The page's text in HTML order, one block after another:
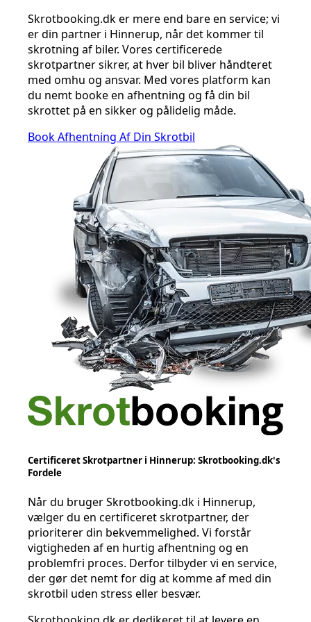
Skrotbooking.dk er mere end bare en service; vi
er din partner i Hinnerup, når det kommer til
skrotning af biler. Vores certificerede
skrotpartner sikrer, at hver bil bliver håndteret
med omhu og ansvar. Med vores platform kan
du nemt booke en afhentning og få din bil
skrottet på en sikker og pålidelig måde.
Book Afhentning Af Din Skrotbil
Certificeret Skrotpartner i Hinnerup: Skrotbooking.dk's
Fordele
Når du bruger Skrotbooking.dk i Hinnerup,
vælger du en certificeret skrotpartner, der
prioriterer din bekvemmelighed. Vi forstår
vigtigheden af en hurtig afhentning og en
problemfri proces. Derfor tilbyder vi en service,
der gør det nemt for dig at komme af med din
skrotbil uden stress eller besvær.